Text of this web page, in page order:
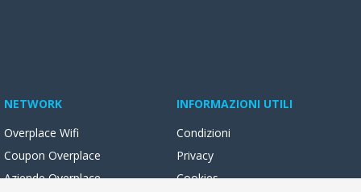
NETWORK
Overplace Wifi
Coupon Overplace
Aziende Overplace
INFORMAZIONI UTILI
Condizioni
Privacy
Cookies